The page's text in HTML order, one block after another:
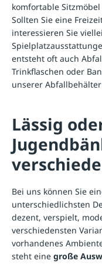
komfortable
Sollten Sie eine
interessieren Sie
entsteht oft auch
Trinkflaschen oder
unserer Abfallbehälter
Lässig
Bei uns können Sie
unterschiedlichsten
dezent, verspielt,
verschiedensten
vorhandenes
steht eine große